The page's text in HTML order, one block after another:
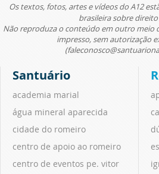
Os textos, fotos, artes e vídeos do A12
brasileira sobre
Não reproduza o conteúdo em outro meio
impresso, sem autorização
Santuário
academia marial
água mineral aparecida
cidade do romeiro
centro de apoio ao romeiro
centro de eventos pe. vitor